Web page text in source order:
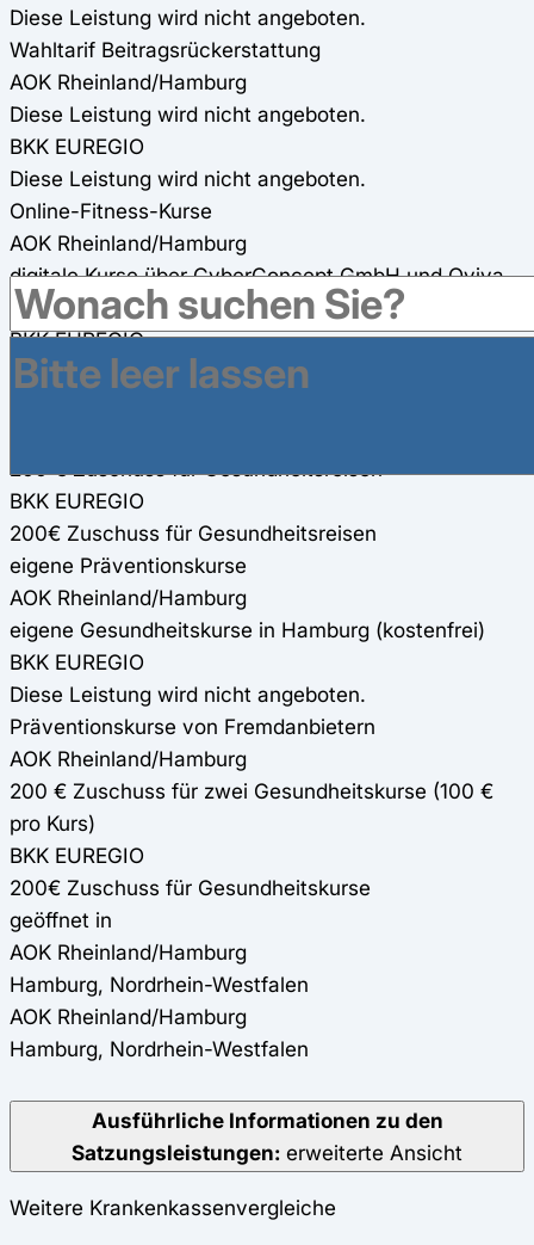
Diese Leistung wird nicht angeboten.
Wahltarif Beitragsrückerstattung
AOK Rheinland/Hamburg
Diese Leistung wird nicht angeboten.
BKK EUREGIO
Diese Leistung wird nicht angeboten.
Online-Fitness-Kurse
AOK Rheinland/Hamburg
digitale Kurse über CyberConcept GmbH und Oviva
AG
BKK EUREGIO
200€ Zuschuss für Online-Fitness-Kurse
200 € Zuschuss für Gesundheitsreisen
BKK EUREGIO
200€ Zuschuss für Gesundheitsreisen
eigene Präventionskurse
AOK Rheinland/Hamburg
eigene Gesundheitskurse in Hamburg (kostenfrei)
BKK EUREGIO
Diese Leistung wird nicht angeboten.
Präventionskurse von Fremdanbietern
AOK Rheinland/Hamburg
200 € Zuschuss für zwei Gesundheitskurse (100 €
pro Kurs)
BKK EUREGIO
200€ Zuschuss für Gesundheitskurse
geöffnet in
AOK Rheinland/Hamburg
Hamburg, Nordrhein-Westfalen
AOK Rheinland/Hamburg
Hamburg, Nordrhein-Westfalen
Ausführliche Informationen zu den
Satzungsleistungen: erweiterte Ansicht
Weitere Krankenkassenvergleiche